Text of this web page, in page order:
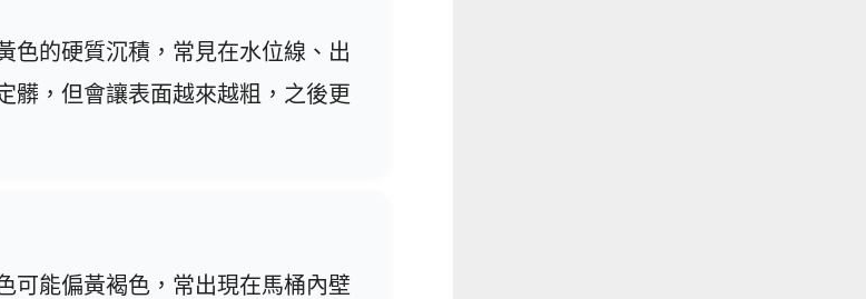
色的硬質沉積，常見在水位線、出
髒，但會讓表面越來越粗，之後更
可能偏黃褐色，常出現在馬桶內壁